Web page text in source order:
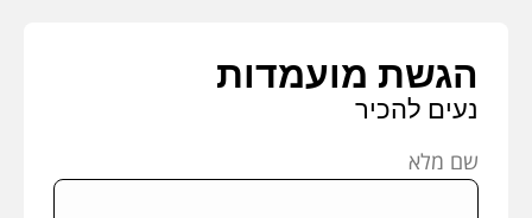
הגשת מועמדות
נעים להכיר
שם מלא